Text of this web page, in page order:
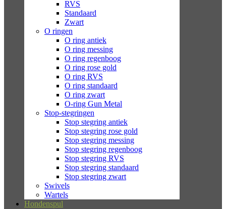
RVS
Standaard
Zwart
O ringen
O ring antiek
O ring messing
O ring regenboog
O ring rose gold
O ring RVS
O ring standaard
O ring zwart
O-ring Gun Metal
Stop-stegringen
Stop stegring antiek
Stop stegring rose gold
Stop stegring messing
Stop stegring regenboog
Stop stegring RVS
Stop stegring standaard
Stop stegring zwart
Swivels
Wartels
Hondenspul